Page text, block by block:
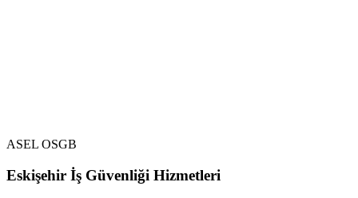
ASEL OSGB
Eskişehir İş Güvenliği Hizmetleri